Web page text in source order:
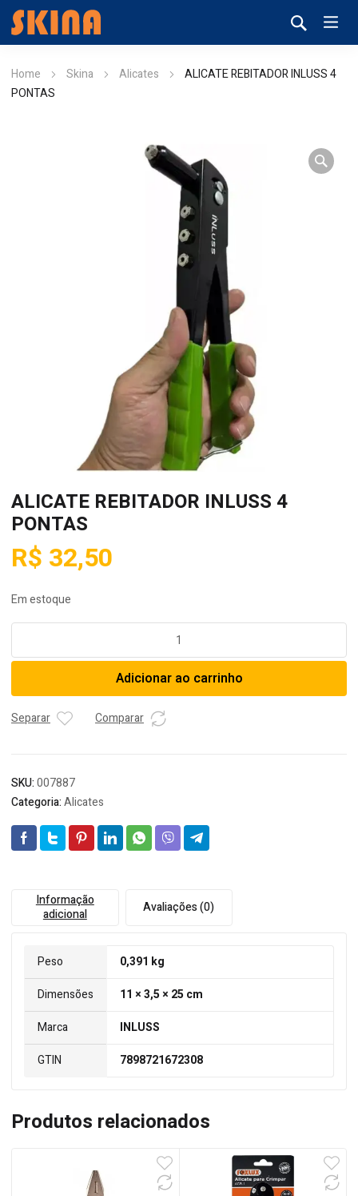
Home Skina Alicates
ALICATE REBITADOR INLUSS 4
PONTAS
ALICATE REBITADOR INLUSS 4
PONTAS
R$ 32,50
Em estoque
INLUSS
PONTAS
quantidade
Adicionar ao carrinho
Separar Comparar
SKU:007887
Categoria:Alicates
Informação
adicional
Avaliações (0)
Peso
0,391 kg
Dimensões
11 × 3,5 × 25 cm
Marca
INLUSS
GTIN
7898721672308
Produtos relacionados